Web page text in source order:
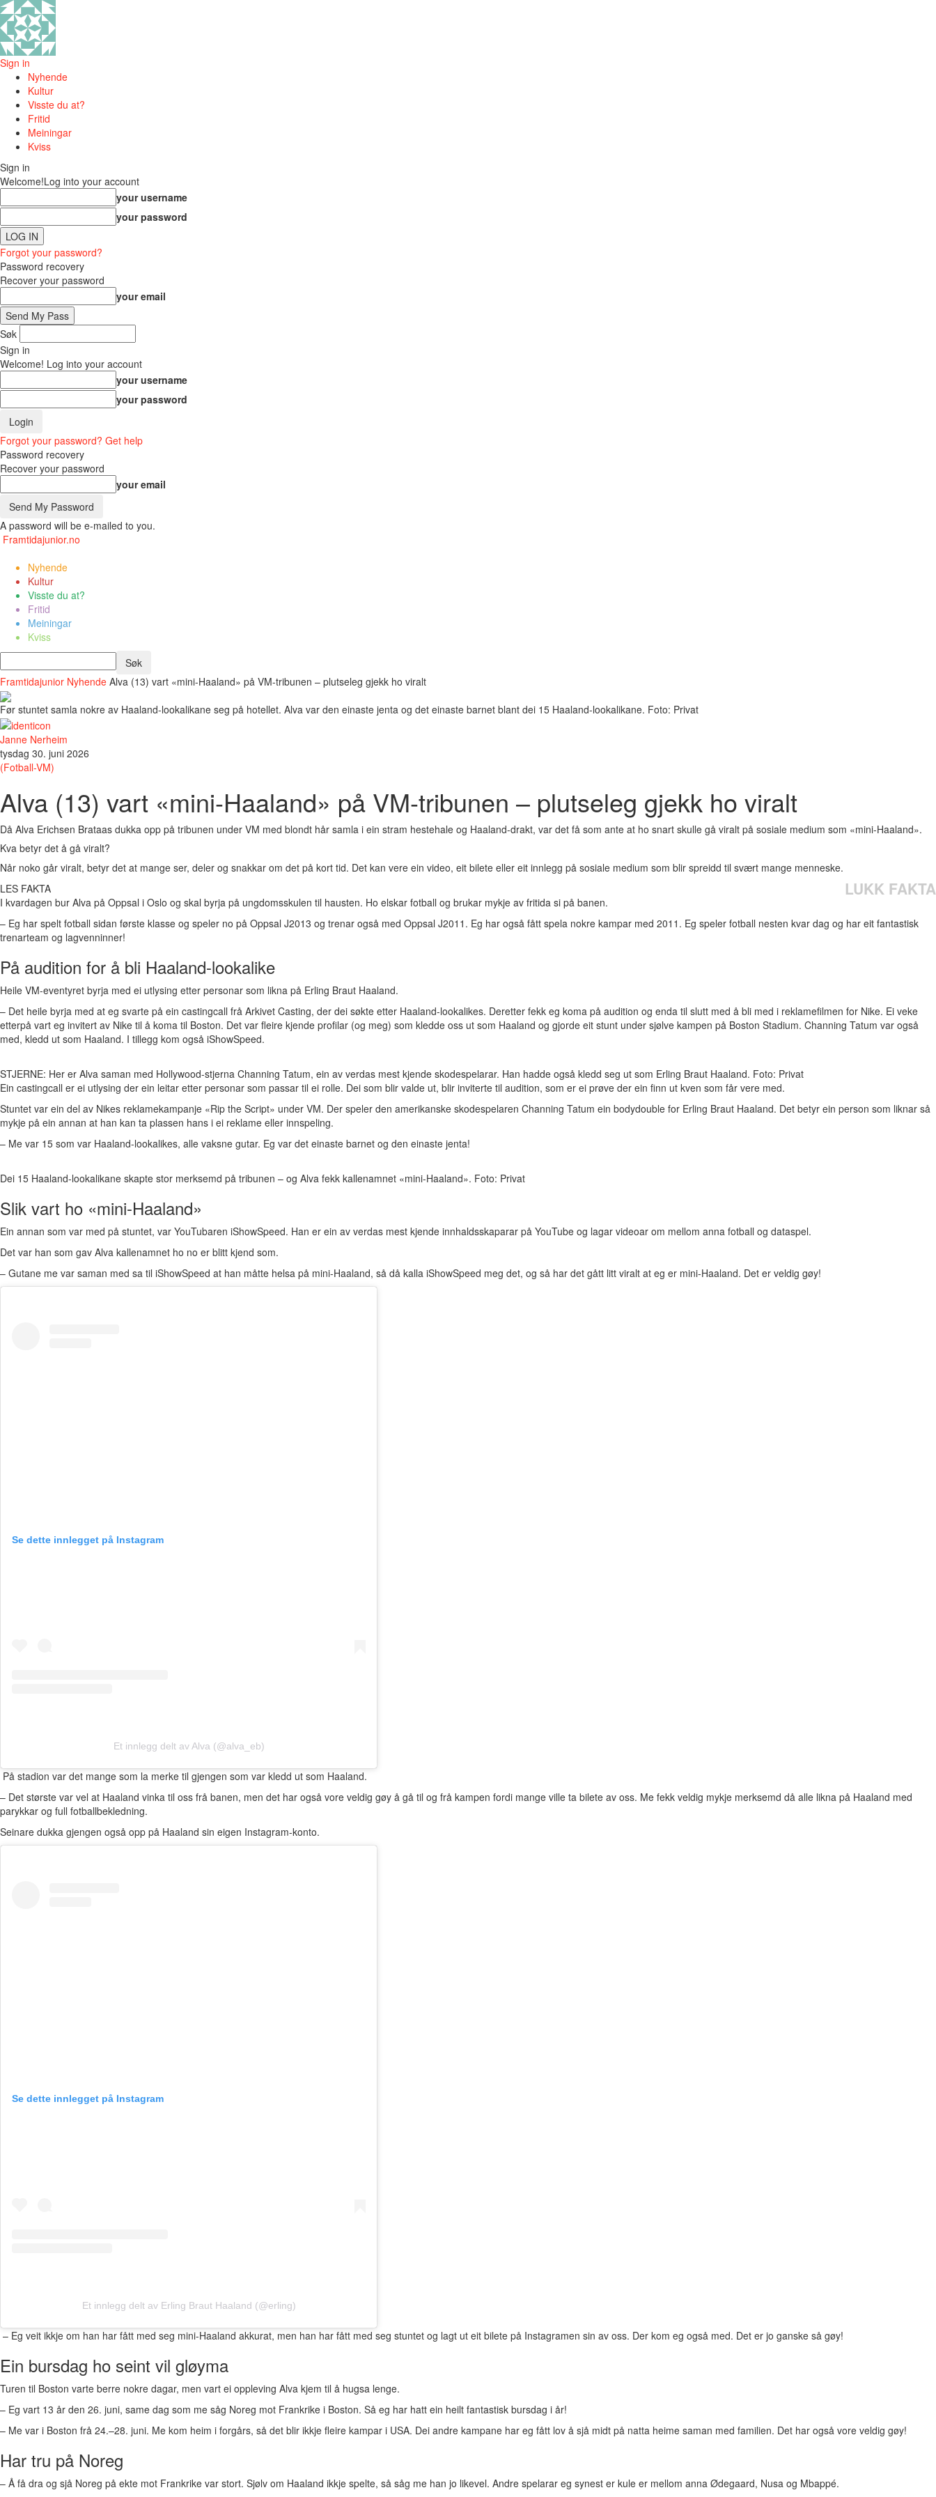
Sign in
Nyhende
Kultur
Visste du at?
Fritid
Meiningar
Kviss
Sign in
Welcome!Log into your account
your username
your password
Forgot your password?
Password recovery
Recover your password
your email
Søk
Sign in
Welcome! Log into your account
your username
your password
Forgot your password? Get help
Password recovery
Recover your password
your email
A password will be e-mailed to you.
Framtidajunior.no
Nyhende
Kultur
Visste du at?
Fritid
Meiningar
Kviss
Framtidajunior Nyhende Alva (13) vart «mini-Haaland» på VM-tribunen – plutseleg gjekk ho viralt
Før stuntet samla nokre av Haaland-lookalikane seg på hotellet. Alva var den einaste jenta og det einaste barnet blant dei 15 Haaland-lookalikane. Foto: Privat
Janne Nerheim
tysdag 30. juni 2026
(Fotball-VM)
Alva (13) vart «mini-Haaland» på VM-tribunen – plutseleg gjekk ho viralt
Då Alva Erichsen Brataas dukka opp på tribunen under VM med blondt hår samla i ein stram hestehale og Haaland-drakt, var det få som ante at ho snart skulle gå viralt på sosiale medium som «mini-Haaland».
Kva betyr det å gå viralt?
Når noko går viralt, betyr det at mange ser, deler og snakkar om det på kort tid. Det kan vere ein video, eit bilete eller eit innlegg på sosiale medium som blir spreidd til svært mange menneske.
LES FAKTA
LUKK FAKTA
I kvardagen bur Alva på Oppsal i Oslo og skal byrja på ungdomsskulen til hausten. Ho elskar fotball og brukar mykje av fritida si på banen.
– Eg har spelt fotball sidan første klasse og speler no på Oppsal J2013 og trenar også med Oppsal J2011. Eg har også fått spela nokre kampar med 2011. Eg speler fotball nesten kvar dag og har eit fantastisk
trenarteam og lagvenninner!
På audition for å bli Haaland-lookalike
Heile VM-eventyret byrja med ei utlysing etter personar som likna på Erling Braut Haaland.
– Det heile byrja med at eg svarte på ein castingcall frå Arkivet Casting, der dei søkte etter Haaland-lookalikes. Deretter fekk eg koma på audition og enda til slutt med å bli med i reklamefilmen for Nike. Ei veke
etterpå vart eg invitert av Nike til å koma til Boston. Det var fleire kjende profilar (og meg) som kledde oss ut som Haaland og gjorde eit stunt under sjølve kampen på Boston Stadium. Channing Tatum var også
med, kledd ut som Haaland. I tillegg kom også iShowSpeed.
STJERNE: Her er Alva saman med Hollywood-stjerna Channing Tatum, ein av verdas mest kjende skodespelarar. Han hadde også kledd seg ut som Erling Braut Haaland. Foto: Privat
Ein castingcall er ei utlysing der ein leitar etter personar som passar til ei rolle. Dei som blir valde ut, blir inviterte til audition, som er ei prøve der ein finn ut kven som får vere med.
Stuntet var ein del av Nikes reklamekampanje «Rip the Script» under VM. Der speler den amerikanske skodespelaren Channing Tatum ein bodydouble for Erling Braut Haaland. Det betyr ein person som liknar så
mykje på ein annan at han kan ta plassen hans i ei reklame eller innspeling.
– Me var 15 som var Haaland-lookalikes, alle vaksne gutar. Eg var det einaste barnet og den einaste jenta!
Dei 15 Haaland-lookalikane skapte stor merksemd på tribunen – og Alva fekk kallenamnet «mini-Haaland». Foto: Privat
Slik vart ho «mini-Haaland»
Ein annan som var med på stuntet, var YouTubaren iShowSpeed. Han er ein av verdas mest kjende innhaldsskaparar på YouTube og lagar videoar om mellom anna fotball og dataspel.
Det var han som gav Alva kallenamnet ho no er blitt kjend som.
– Gutane me var saman med sa til iShowSpeed at han måtte helsa på mini-Haaland, så då kalla iShowSpeed meg det, og så har det gått litt viralt at eg er mini-Haaland. Det er veldig gøy!
Se dette innlegget på Instagram
Et innlegg delt av Alva (@alva_eb)
På stadion var det mange som la merke til gjengen som var kledd ut som Haaland.
– Det største var vel at Haaland vinka til oss frå banen, men det har også vore veldig gøy å gå til og frå kampen fordi mange ville ta bilete av oss. Me fekk veldig mykje merksemd då alle likna på Haaland med
parykkar og full fotballbekledning.
Seinare dukka gjengen også opp på Haaland sin eigen Instagram-konto.
Se dette innlegget på Instagram
Et innlegg delt av Erling Braut Haaland (@erling)
– Eg veit ikkje om han har fått med seg mini-Haaland akkurat, men han har fått med seg stuntet og lagt ut eit bilete på Instagramen sin av oss. Der kom eg også med. Det er jo ganske så gøy!
Ein bursdag ho seint vil gløyma
Turen til Boston varte berre nokre dagar, men vart ei oppleving Alva kjem til å hugsa lenge.
– Eg vart 13 år den 26. juni, same dag som me såg Noreg mot Frankrike i Boston. Så eg har hatt ein heilt fantastisk bursdag i år!
– Me var i Boston frå 24.–28. juni. Me kom heim i forgårs, så det blir ikkje fleire kampar i USA. Dei andre kampane har eg fått lov å sjå midt på natta heime saman med familien. Det har også vore veldig gøy!
Har tru på Noreg
– Å få dra og sjå Noreg på ekte mot Frankrike var stort. Sjølv om Haaland ikkje spelte, så såg me han jo likevel. Andre spelarar eg synest er kule er mellom anna Ødegaard, Nusa og Mbappé.